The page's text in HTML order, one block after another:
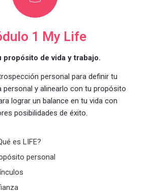
1 My Life
propósito de vida y trabajo.
personal para definir tu
personal y alinearlo con tu propósito
lograr un balance en tu vida con
posibilidades de éxito.
es LIFE?
personal